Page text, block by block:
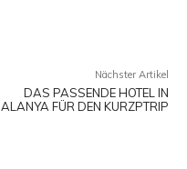
Nächster Artikel
DAS PASSENDE HOTEL IN
ALANYA FÜR DEN KURZPTRIP